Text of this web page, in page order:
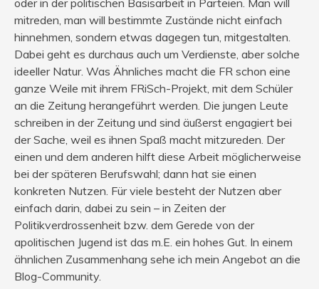
mitreden, man will bestimmte Zustände nicht einfach
hinnehmen, sondern etwas dagegen tun, mitgestalten.
Dabei geht es durchaus auch um Verdienste, aber solche
ideeller Natur. Was Ähnliches macht die FR schon eine
ganze Weile mit ihrem FRiSch-Projekt, mit dem Schüler
an die Zeitung herangeführt werden. Die jungen Leute
schreiben in der Zeitung und sind äußerst engagiert bei
der Sache, weil es ihnen Spaß macht mitzureden. Der
einen und dem anderen hilft diese Arbeit möglicherweise
bei der späteren Berufswahl; dann hat sie einen
konkreten Nutzen. Für viele besteht der Nutzen aber
einfach darin, dabei zu sein – in Zeiten der
Politikverdrossenheit bzw. dem Gerede von der
apolitischen Jugend ist das m.E. ein hohes Gut. In einem
ähnlichen Zusammenhang sehe ich mein Angebot an die
Blog-Community.